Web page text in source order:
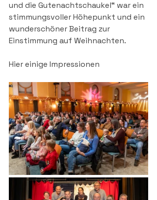
und die Gutenachtschaukel“ war ein
stimmungsvoller Höhepunkt und ein
wunderschöner Beitrag zur
Einstimmung auf Weihnachten.
Hier einige Impressionen